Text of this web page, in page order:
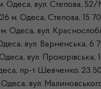
Одеса, вул. Степова,
м. Одеса, Степова, 15
Одеса, вул.
вул. Варненська, 6
вул. Прохорівська,
пр-т Шевченко, 23
вул.